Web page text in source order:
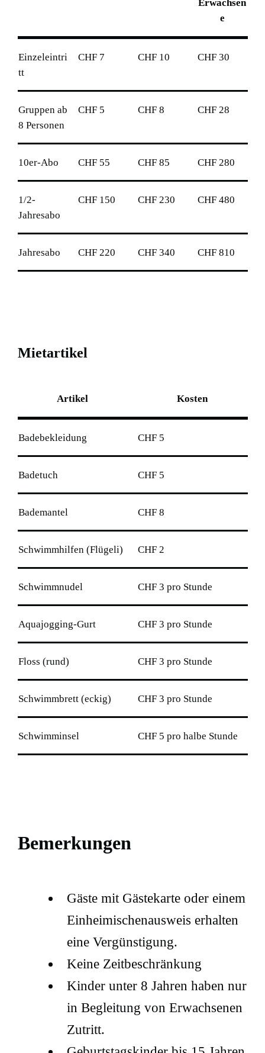
Erwachsen
e
Einzeleintri
tt
CHF 7 CHF 10 CHF 30
Gruppen ab
8 Personen
CHF 5 CHF 8 CHF 28
10er-Abo CHF 55 CHF 85 CHF 280
1/2-
Jahresabo
CHF 150 CHF 230 CHF 480
Jahresabo CHF 220 CHF 340 CHF 810
Mietartikel
Artikel Kosten
Badebekleidung CHF 5
Badetuch CHF 5
Bademantel CHF 8
Schwimmhilfen (Flügeli) CHF 2
Schwimmnudel CHF 3 pro Stunde
Aquajogging-Gurt CHF 3 pro Stunde
Floss (rund) CHF 3 pro Stunde
Schwimmbrett (eckig) CHF 3 pro Stunde
Schwimminsel CHF 5 pro halbe Stunde
Bemerkungen
Gäste mit Gästekarte oder einem
Einheimischenausweis erhalten
eine Vergünstigung.
Keine Zeitbeschränkung
Kinder unter 8 Jahren haben nur
in Begleitung von Erwachsenen
Zutritt.